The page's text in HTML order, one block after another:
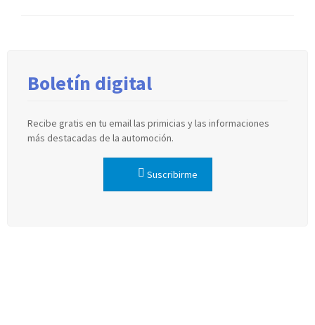
Boletín digital
Recibe gratis en tu email las primicias y las informaciones
más destacadas de la automoción.
Suscribirme